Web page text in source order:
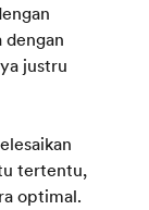
dengan
justru
tertentu,
optimal.